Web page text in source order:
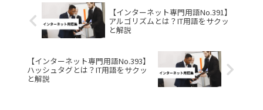
【インターネット専門用語No.391】
アルゴリズムとは？IT用語をサクッ
と解説
【インターネット専門用語No.393】
ハッシュタグとは？IT用語をサクッ
と解説